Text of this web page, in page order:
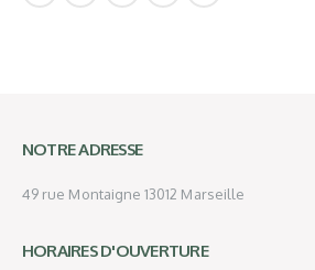
NOTRE ADRESSE
49 rue Montaigne 13012 Marseille
HORAIRES D'OUVERTURE